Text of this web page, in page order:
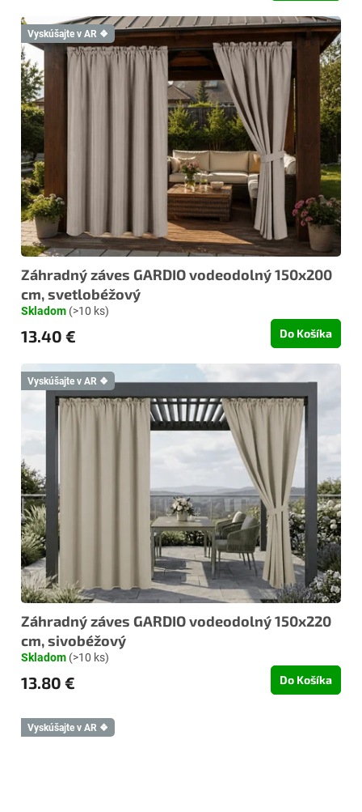
Vyskúšajte v AR ❖
Záhradný záves GARDIO vodeodolný 150x200
cm, svetlobéžový
Skladom (>10 ks)
13.40 € Do Košíka
Vyskúšajte v AR ❖
Záhradný záves GARDIO vodeodolný 150x220
cm, sivobéžový
Skladom (>10 ks)
13.80 € Do Košíka
Vyskúšajte v AR ❖